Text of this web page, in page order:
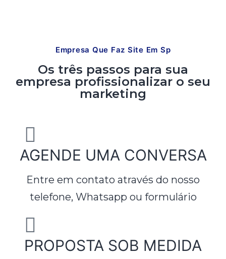
Empresa Que Faz Site Em Sp
Os três passos para sua
empresa profissionalizar o seu
marketing
AGENDE UMA CONVERSA
Entre em contato através do nosso
telefone, Whatsapp ou formulário
PROPOSTA SOB MEDIDA